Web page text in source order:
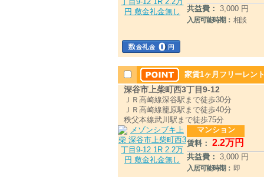
共益費： 3,000 円
入居可能時期： 相談
家賃1ヶ月フリーレン
深谷市上柴町西3丁目9-12
ＪＲ高崎線深谷駅まで徒歩30分
ＪＲ高崎線籠原駅まで徒歩40分
秩父本線武川駅まで徒歩75分
マンション
賃料： 2.2万円
共益費： 3,000 円
入居可能時期： 即